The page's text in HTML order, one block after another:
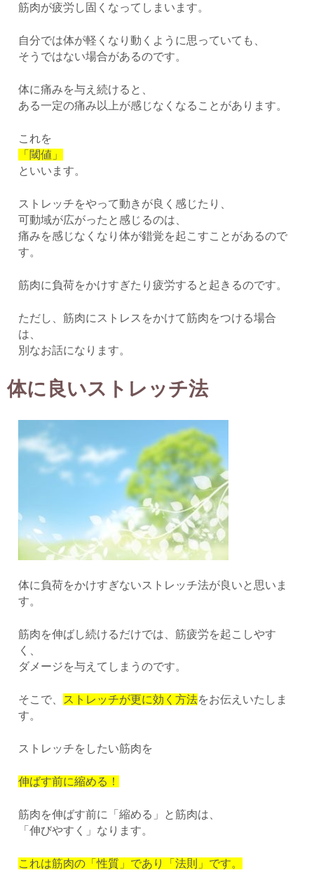
筋肉が疲労し固くなってしまいます。
自分では体が軽くなり動くように思っていても、
そうではない場合があるのです。
体に痛みを与え続けると、
ある一定の痛み以上が感じなくなることがあります。
これを
「閾値」
といいます。
ストレッチをやって動きが良く感じたり、
可動域が広がったと感じるのは、
痛みを感じなくなり体が錯覚を起こすことがあるので
す。
筋肉に負荷をかけすぎたり疲労すると起きるのです。
ただし、筋肉にストレスをかけて筋肉をつける場合
は、
別なお話になります。
体に良いストレッチ法
体に負荷をかけすぎないストレッチ法が良いと思いま
す。
筋肉を伸ばし続けるだけでは、筋疲労を起こしやす
く、
ダメージを与えてしまうのです。
そこで、 ストレッチが更に効く方法をお伝えいたしま
す。
ストレッチをしたい筋肉を
伸ばす前に縮める！
筋肉を伸ばす前に「縮める」と筋肉は、
「伸びやすく」なります。
これは筋肉の「性質」であり「法則」です。